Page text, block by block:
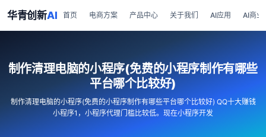
华青创新AI 首页 电商方案 产品中心 关于我们 AI应用 AI商业
制作清理电脑的小程序(免费的小程序制作有哪些
平台哪个比较好)
制作清理电脑的小程序(免费的小程序制作有哪些平台哪个比较好) QQ十大赚钱
小程序1，小程序代理门槛比较低。现在小程序开发